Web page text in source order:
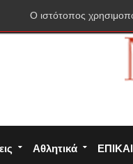
Φόρμα επικοινωνίας
Αθλητικά
O ιστότοπος